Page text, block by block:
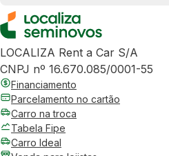
LOCALIZA Rent a Car S/A
CNPJ nº 16.670.085/0001-55
Financiamento
Parcelamento no cartão
Carro na troca
Tabela Fipe
Carro Ideal